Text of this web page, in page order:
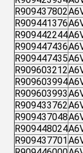
R909437802
R909441376
R909442244
R909447436
R909447435
R909603212
R909603994
R909603993
R909433762
R909437048
R909448024
R909437701